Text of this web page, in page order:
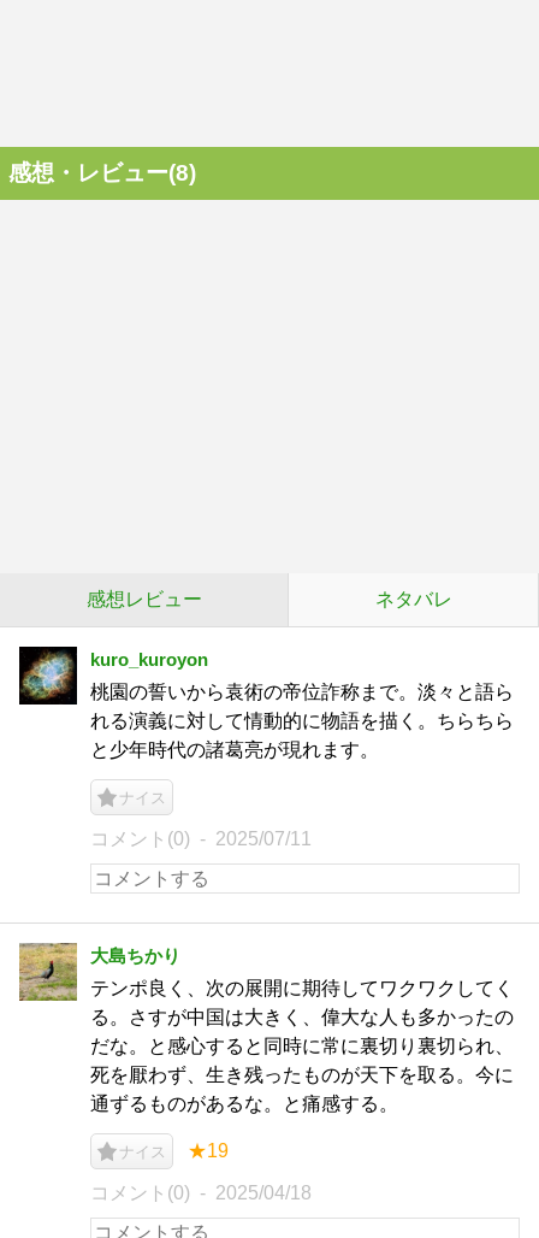
感想・レビュー(8)
感想レビュー ネタバレ
kuro_kuroyon
桃園の誓いから袁術の帝位詐称まで。淡々と語ら
れる演義に対して情動的に物語を描く。ちらちら
と少年時代の諸葛亮が現れます。
ナイス
コメント(0) 2025/07/11
大島ちかり
テンポ良く、次の展開に期待してワクワクしてく
る。さすが中国は大きく、偉大な人も多かったの
だな。と感心すると同時に常に裏切り裏切られ、
死を厭わず、生き残ったものが天下を取る。今に
通ずるものがあるな。と痛感する。
ナイス ★19
コメント(0) 2025/04/18